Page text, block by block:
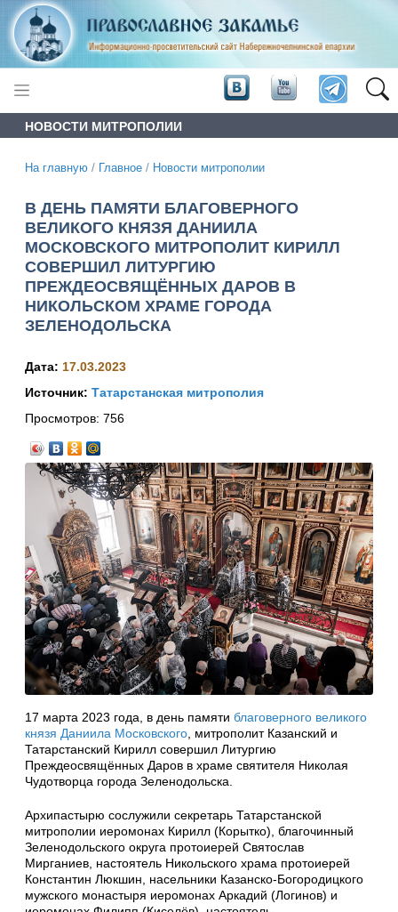
НОВОСТИ МИТРОПОЛИИ
На главную / Главное / Новости митрополии
В ДЕНЬ ПАМЯТИ БЛАГОВЕРНОГО
ВЕЛИКОГО КНЯЗЯ ДАНИИЛА
МОСКОВСКОГО МИТРОПОЛИТ КИРИЛЛ
СОВЕРШИЛ ЛИТУРГИЮ
ПРЕЖДЕОСВЯЩЁННЫХ ДАРОВ В
НИКОЛЬСКОМ ХРАМЕ ГОРОДА
ЗЕЛЕНОДОЛЬСКА
Дата: 17.03.2023
Источник: Татарстанская митрополия
Просмотров: 756
17 марта 2023 года, в день памяти благоверного великого
князя Даниила Московского , митрополит Казанский и
Татарстанский Кирилл совершил Литургию
Преждеосвящённых Даров в храме святителя Николая
Чудотворца города Зеленодольска.
Архипастырю сослужили секретарь Татарстанской
митрополии иеромонах Кирилл (Корытко), благочинный
Зеленодольского округа протоиерей Святослав
Мирганиев, настоятель Никольского храма протоиерей
Константин Люкшин, насельники Казанско-Богородицкого
мужского монастыря иеромонах Аркадий (Логинов) и